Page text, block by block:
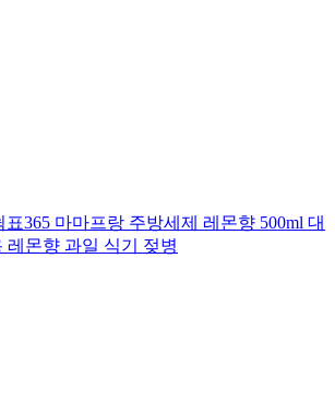
365 마마프랑 주방세제 레몬향 500ml 대
레몬향 과일 식기 젖병